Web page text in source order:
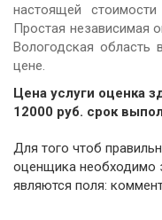
настоящей
Простая независимая
Вологодская область
цене.
Цена услуги оценка
12000 руб. cрок
Для того чтоб правильно заказать
оценщика необходимо
являются поля: